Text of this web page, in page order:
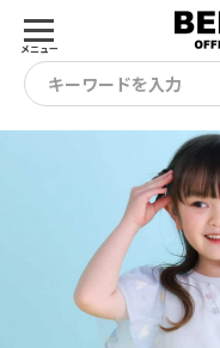
メニュー
キーワードを入力